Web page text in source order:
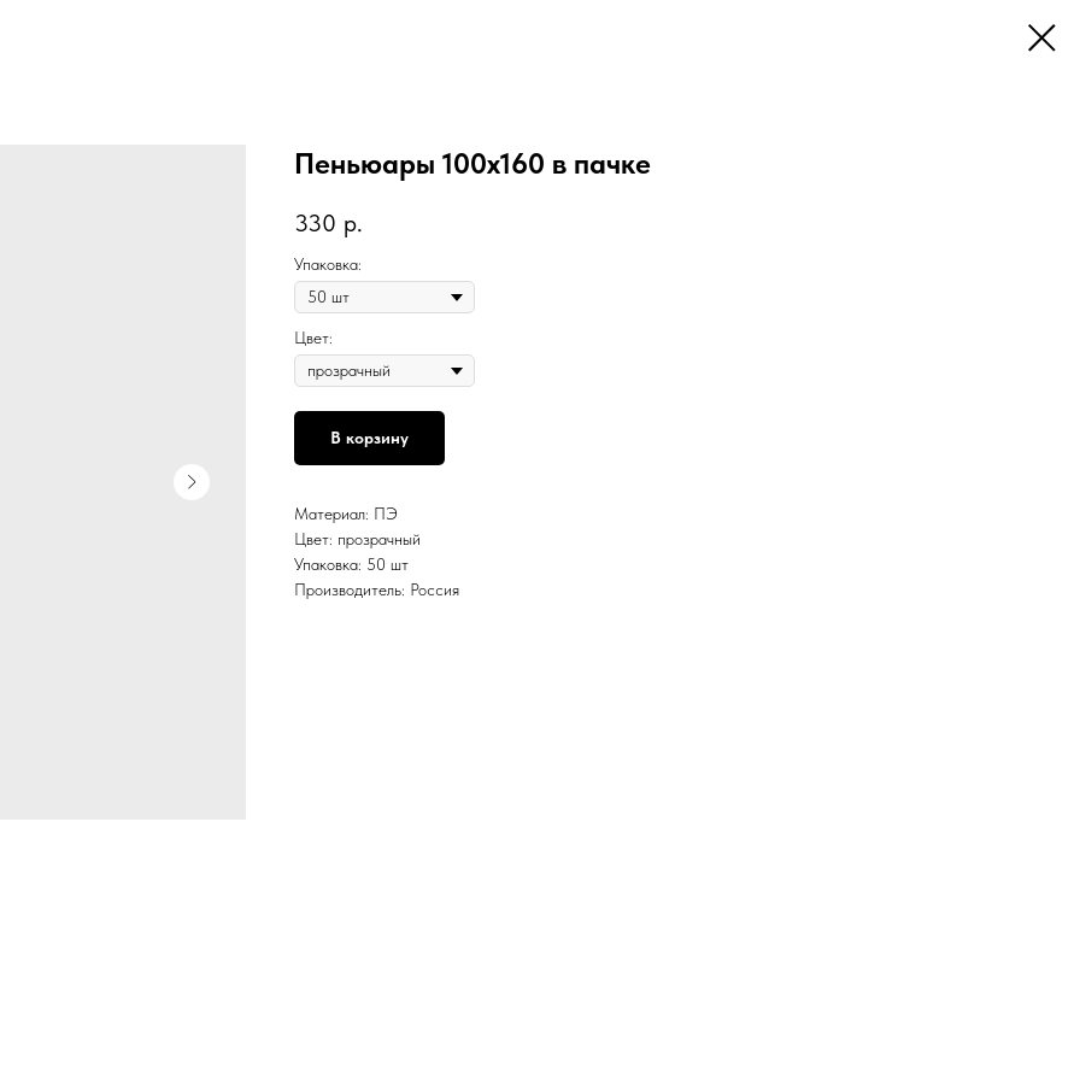
Пеньюары 100х160 в пачке
330 р.
Упаковка:
Цвет:
В корзину
Материал: ПЭ
Цвет: прозрачный
Упаковка: 50 шт
Производитель: Россия